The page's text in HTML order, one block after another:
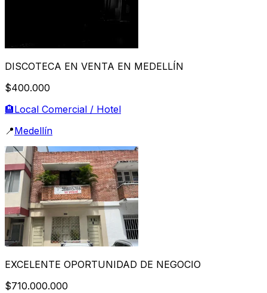
DISCOTECA EN VENTA EN MEDELLÍN
$400.000
🏨Local Comercial / Hotel
📍Medellín
EXCELENTE OPORTUNIDAD DE NEGOCIO
$710.000.000